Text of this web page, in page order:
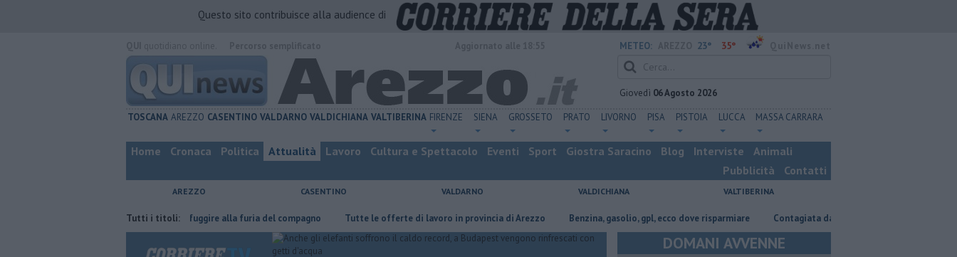
Questo sito contribuisce alla audience di
METEO: 23° 35°
Giovedì 06 Agosto 2026
TOSCANA AREZZO CASENTINO VALDARNO VALDICHIANA VALTIBERINA FIRENZE SIENA GROSSETO PRATO LIVORNO PISA PISTOIA LUCCA MASSA CARRARA
Home Cronaca Politica Attualità Lavoro Cultura e Spettacolo Eventi Sport Giostra Saracino Blog Interviste
Animali
Pubblicità
Contatti
AREZZO CASENTINO VALDARNO VALDICHIANA VALTIBERINA
Tutti i titoli:
Nascosta in un bar per sfuggire alla furia del compagno ​Tutte le offerte di lavoro in provincia di Arezzo ​Benzina, gasolio, gpl, ecco dove risparmiare Contagiata da legionella, non ce l'ha fatta
DOMANI AVVENNE